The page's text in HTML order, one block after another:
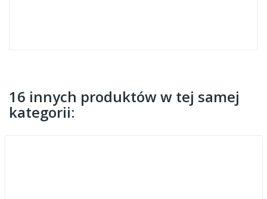
16 innych produktów w tej samej
kategorii: